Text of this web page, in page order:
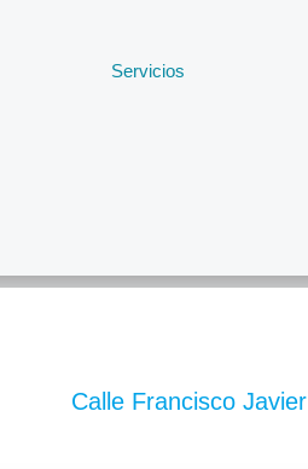
Servicios
Calle Francisco